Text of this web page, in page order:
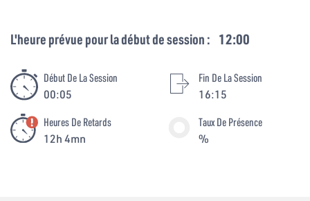
L'heure prévue pour la début de session : 12:00
Début De La Session
00:05
Fin De La Session
16:15
Heures De Retards
12h 4mn
Taux De Présence
%